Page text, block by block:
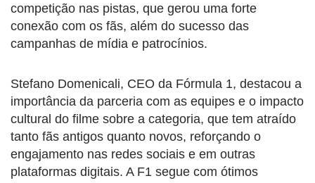
competição nas pistas, que gerou uma forte
conexão com os fãs, além do sucesso das
campanhas de mídia e patrocínios.
Stefano Domenicali, CEO da Fórmula 1, destacou a
importância da parceria com as equipes e o impacto
cultural do filme sobre a categoria, que tem atraído
tanto fãs antigos quanto novos, reforçando o
engajamento nas redes sociais e em outras
plataformas digitais. A F1 segue com ótimos